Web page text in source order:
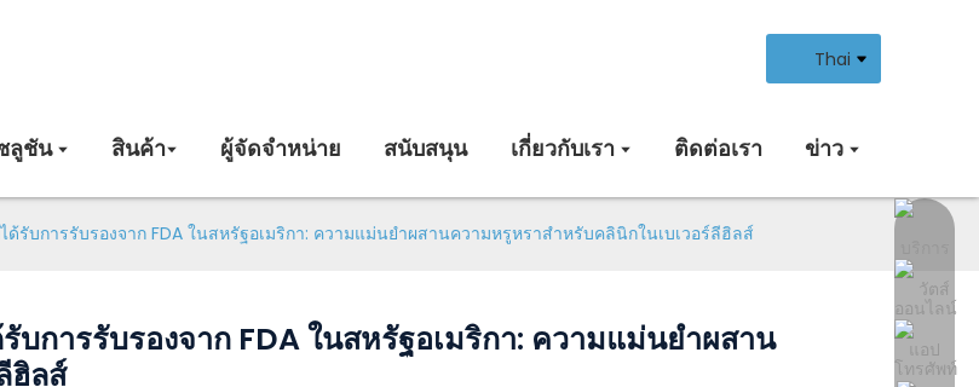
Thai
ลูชัน สินค้า ผู้จัดจำหน่าย สนับสนุน เกี่ยวกับเรา ติดต่อเรา ข่าว
ด้รับการรับรองจาก FDA ในสหรัฐอเมริกา: ความแม่นยำผสานความหรูหราสำหรับคลินิกในเบเวอร์ลีฮิลส์
บการรับรองจาก FDA ในสหรัฐอเมริกา: ความแม่นยำผสาน
ฮิลส์